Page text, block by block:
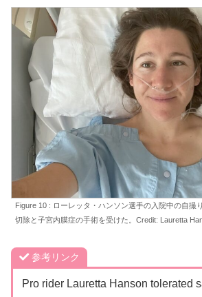
Figure 10 : ローレッタ・ハンソン選手の入院中の自撮
切除と子宮内膜症の手術を受けた。Credit: Lauretta
参考リンク
Pro rider Lauretta Hanson tolerated